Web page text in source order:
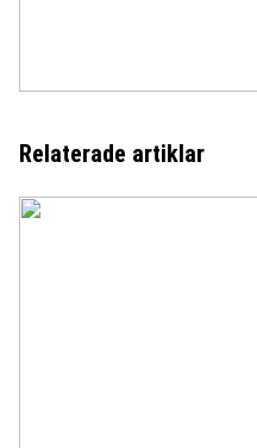
Relaterade artiklar